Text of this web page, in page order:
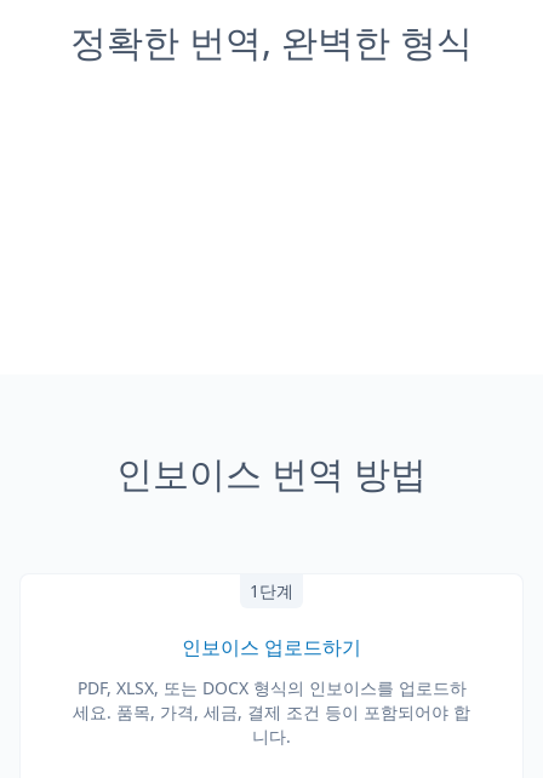
정확한 번역, 완벽한 형식
인보이스 번역 방법
1단계
인보이스 업로드하기
PDF, XLSX, 또는 DOCX 형식의 인보이스를 업로드하
세요. 품목, 가격, 세금, 결제 조건 등이 포함되어야 합
니다.